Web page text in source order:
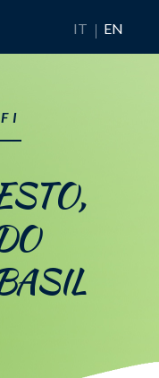
IT EN